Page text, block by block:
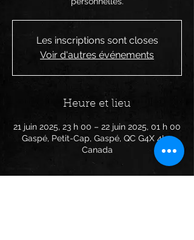
Les inscriptions sont closes
Voir d'autres événements
Heure et lieu
21 juin 2025, 23 h 00 – 22 juin 2025, 01 h 00
Gaspé, Petit-Cap, Gaspé, QC G4X 4L1,
Canada